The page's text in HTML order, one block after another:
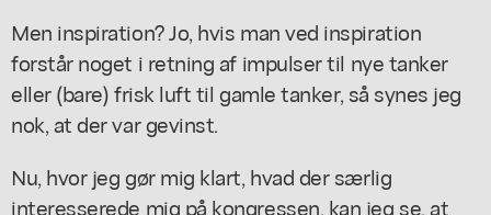
Men inspiration? Jo, hvis man ved inspiration
forstår noget i retning af impulser til nye tanker
eller (bare) frisk luft til gamle tanker, så synes jeg
nok, at der var gevinst.
Nu, hvor jeg gør mig klart, hvad der særlig
interesserede mig på kongressen, kan jeg se, at